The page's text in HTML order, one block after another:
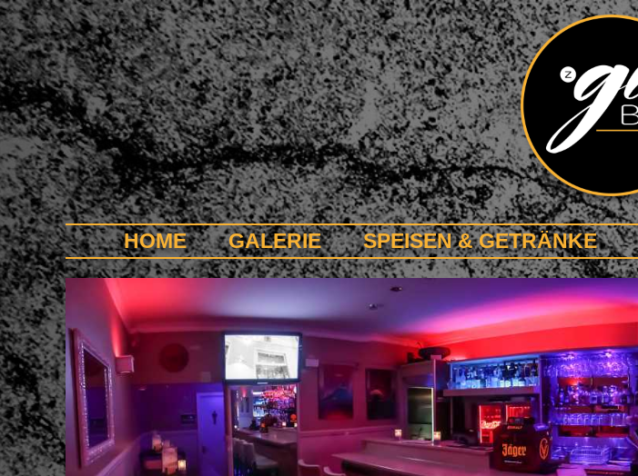
HOME GALERIE SPEISEN & GETRÄNKE